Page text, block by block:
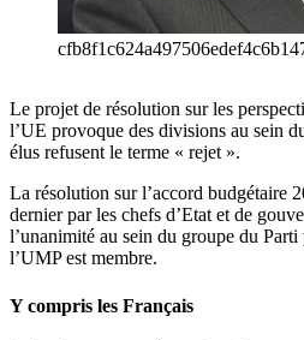
Le projet de résolution sur les
l’UE provoque des divisions au sein
élus refusent le terme « rejet ».
La résolution sur l’accord budgétaire
dernier par les chefs d’Etat et de
l’unanimité au sein du groupe du
l’UMP est membre.
Y compris les Français